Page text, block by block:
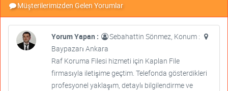
Müşterilerimizden Gelen Yorumlar
Yorum Yapan :
Sebahattin Sönmez, Konum :
Baypazarı Ankara
Raf Koruma Filesi hizmeti için Kaplan File
firmasıyla iletişime geçtim. Telefonda gösterdikleri
profesyonel yaklaşım, detaylı bilgilendirme ve